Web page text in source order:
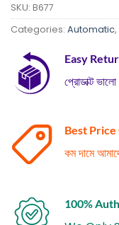
SKU: B677
Categories: Automatic,
Easy
প্রোডাক্ট ভালো
Best
কম দামে
100%